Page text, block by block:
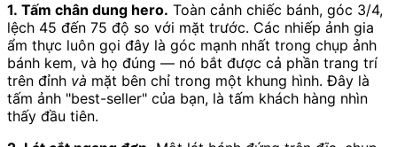
1. Tấm chân dung hero. Toàn cảnh chiếc bánh, góc 3/4,
lệch 45 đến 75 độ so với mặt trước. Các nhiếp ảnh gia
ẩm thực luôn gọi đây là góc mạnh nhất trong chụp ảnh
bánh kem, và họ đúng — nó bắt được cả phần trang trí
trên đỉnh và mặt bên chỉ trong một khung hình. Đây là
tấm ảnh "best-seller" của bạn, là tấm khách hàng nhìn
thấy đầu tiên.